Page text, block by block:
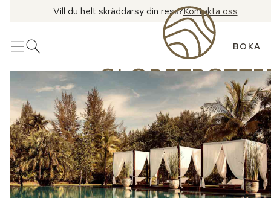
Vill du helt skräddarsy din resa?Kontakta oss
MenyÖppna sök BOKA
Se fler bilder